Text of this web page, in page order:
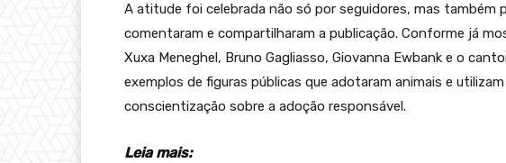
A atitude foi celebrada não só por seguidores, mas também
comentaram e compartilharam a publicação. Conforme já
Xuxa Meneghel, Bruno Gagliasso, Giovanna Ewbank e o
exemplos de figuras públicas que adotaram animais e
conscientização sobre a adoção responsável.
Leia mais: